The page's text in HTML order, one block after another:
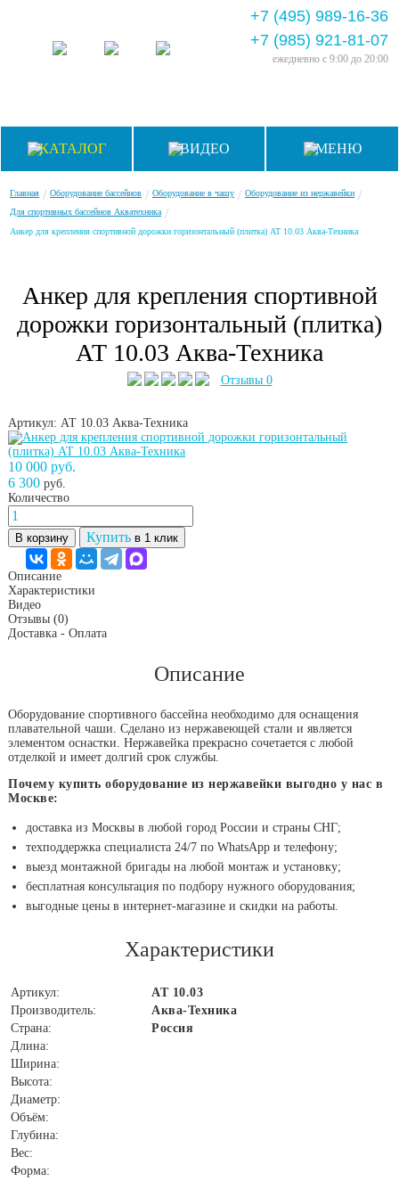
+7 (495) 989-16-36
+7 (985) 921-81-07
ежедневно с 9:00 до 20:00
КАТАЛОГ ВИДЕО МЕНЮ
Главная / Оборудование бассейнов / Оборудование в чашу / Оборудование из нержавейки /
Для спортивных бассейнов Акватехника /
Анкер для крепления спортивной дорожки горизонтальный (плитка) АТ 10.03 Аква-Техника
Анкер для крепления спортивной
дорожки горизонтальный (плитка)
АТ 10.03 Аква-Техника
Отзывы 0
Артикул: АТ 10.03 Аква-Техника
10 000 руб.
6 300 руб.
Количество
В корзину Купить в 1 клик
Описание
Характеристики
Видео
Отзывы (0)
Доставка - Оплата
Описание
Оборудование спортивного бассейна необходимо для оснащения
плавательной чаши. Сделано из нержавеющей стали и является
элементом оснастки. Нержавейка прекрасно сочетается с любой
отделкой и имеет долгий срок службы.
Почему купить оборудование из нержавейки выгодно у нас в
Москве:
доставка из Москвы в любой город России и страны СНГ;
техподдержка специалиста 24/7 по WhatsApp и телефону;
выезд монтажной бригады на любой монтаж и установку;
бесплатная консультация по подбору нужного оборудования;
выгодные цены в интернет-магазине и скидки на работы.
Характеристики
Артикул:
АТ 10.03
Производитель:
Аква-Техника
Страна:
Россия
Длина:
Ширина:
Высота:
Диаметр:
Объём:
Глубина:
Вес:
Форма: